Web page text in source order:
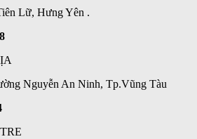
Lữ, Hưng Yên .
Nguyễn An Ninh, Tp.Vũng Tàu